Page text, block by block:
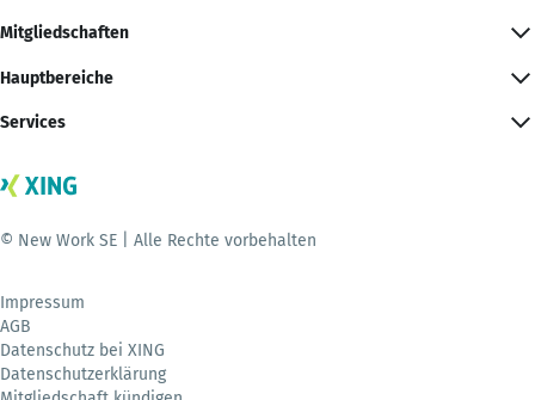
Mitgliedschaften
Hauptbereiche
Services
© New Work SE | Alle Rechte vorbehalten
Impressum
AGB
Datenschutz bei XING
Datenschutzerklärung